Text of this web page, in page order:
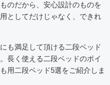
のだから、安心設計のものを
としてだけじゃなく、できれ
も満足して頂ける二段ベッド
長く使える二段ベッドのポイ
用二段ベッド5選をご紹介しま